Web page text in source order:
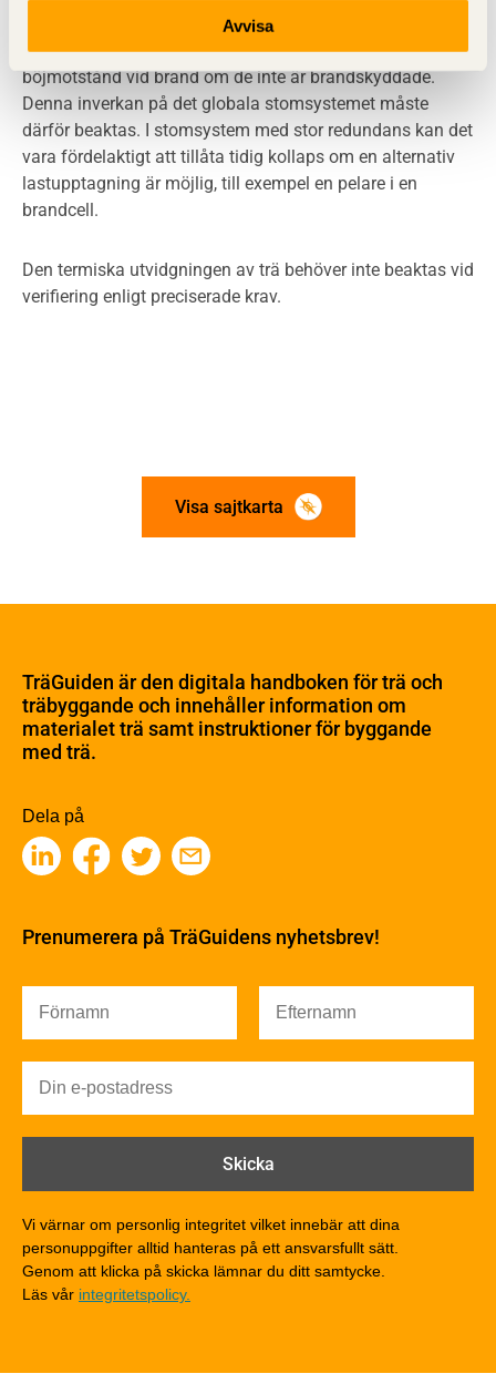
Avvisa
stabilisera byggnaden, till exempel träbaserade skivor
eller gipsskiva i skiljeväggar och bjälklag, förlorar ofta sitt
böjmotstånd vid brand om de inte är brandskyddade.
Denna inverkan på det globala stomsystemet måste
därför beaktas. I stomsystem med stor redundans kan det
vara fördelaktigt att tillåta tidig kollaps om en alternativ
lastupptagning är möjlig, till exempel en pelare i en
brandcell.
Den termiska utvidgningen av trä behöver inte beaktas vid
verifiering enligt preciserade krav.
Visa sajtkarta
Skogsbruk
Barrträdets uppbyggnad
Träets egenskaper och kvalitet
Träbaserade produkter
Kemisk behandling
Fakta om Limträ
Värmeisolering och lufttäthet
Ljud
Brandsäkerhet
Brandsäkerhet
Brandförlopp i byggnader
Brandklasser för material och konstruktioner
Detaljlösningar
Träytors brandegenskaper
Tekniska byten med sprinkler
Riskvärdering i flervåningsbostadshus
TräGuiden är den digitala handboken för trä och
träbyggande och innehåller information om
materialet trä samt instruktioner för byggande
med trä.
Dela på
Prenumerera på TräGuidens nyhetsbrev!
Vi värnar om personlig integritet vilket innebär att dina
personuppgifter alltid hanteras på ett ansvarsfullt sätt.
Genom att klicka på skicka lämnar du ditt samtycke.
Läs vår integritetspolicy.